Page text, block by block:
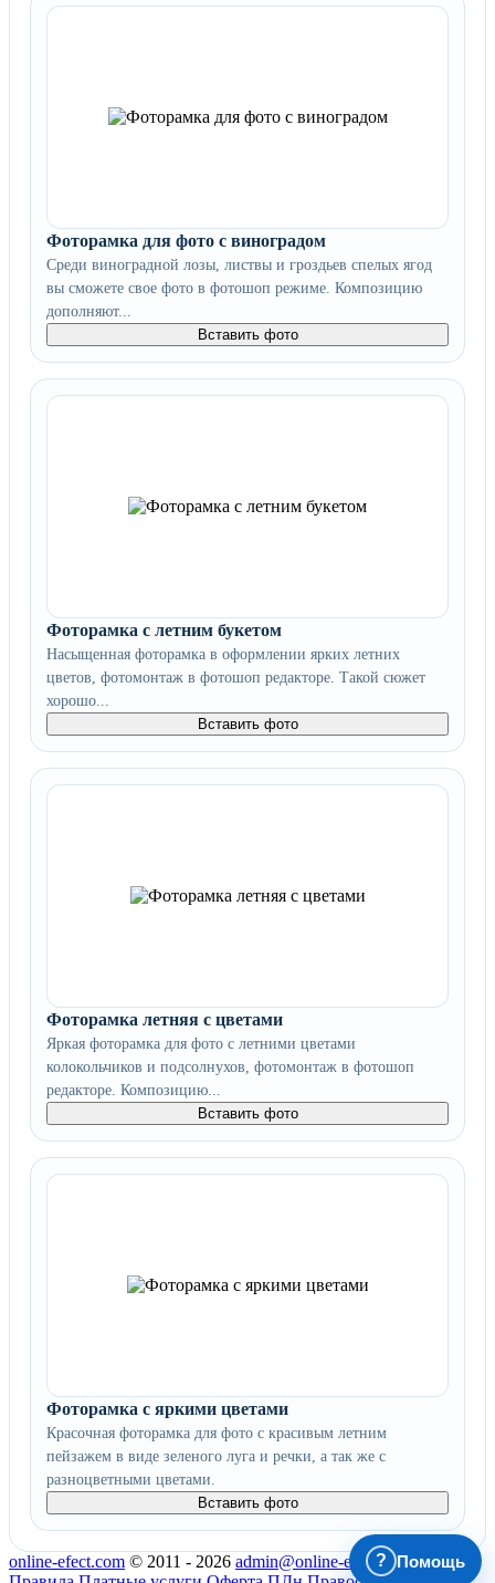
Фоторамка для фото с виноградом
Среди виноградной лозы, листвы и гроздьев спелых ягод
вы сможете свое фото в фотошоп режиме. Композицию
дополняют...
Вставить фото
Фоторамка с летним букетом
Насыщенная фоторамка в оформлении ярких летних
цветов, фотомонтаж в фотошоп редакторе. Такой сюжет
хорошо...
Вставить фото
Фоторамка летняя с цветами
Яркая фоторамка для фото с летними цветами
колокольчиков и подсолнухов, фотомонтаж в фотошоп
редакторе. Композицию...
Вставить фото
Фоторамка с яркими цветами
Красочная фоторамка для фото с красивым летним
пейзажем в виде зеленого луга и речки, а так же с
разноцветными цветами.
Вставить фото
online-efect.com © 2011 - 2026 admin@online-efect.com
? Помощь